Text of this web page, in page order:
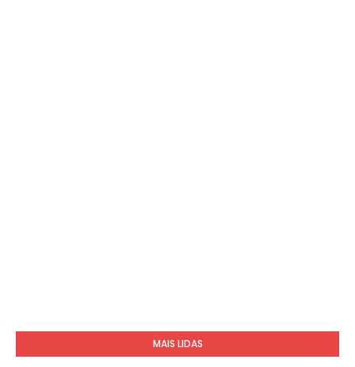
MAIS LIDAS